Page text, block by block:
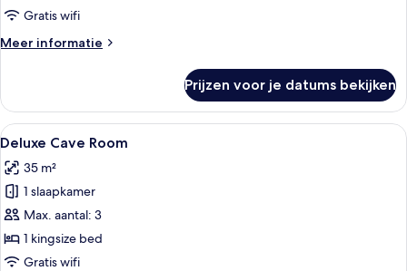
Gratis wifi
Meer informatie
Meer
Room
Prijzen voor je datums bekijken
Alle
foto's
voor
Deluxe
Cave
Room
laden
Een slaapkamer met een groot bed,
7
Deluxe Cave Room
35 m²
1 slaapkamer
Max. aantal: 3
1 kingsize bed
Gratis wifi